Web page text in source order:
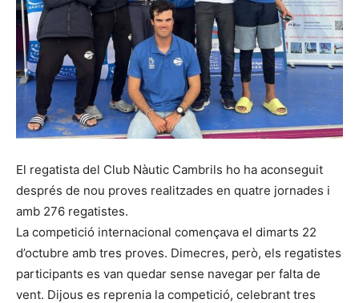
El regatista del Club Nàutic Cambrils ho ha aconseguit
després de nou proves realitzades en quatre jornades i
amb 276 regatistes.
La competició internacional començava el dimarts 22
d’octubre amb tres proves. Dimecres, però, els regatistes
participants es van quedar sense navegar per falta de
vent. Dijous es reprenia la competició, celebrant tres